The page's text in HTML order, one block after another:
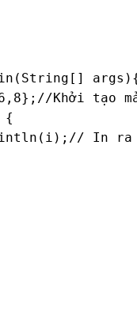
Khởi tạo
{
In